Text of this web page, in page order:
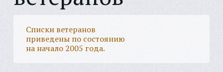
Списки ветеранов
приведены по состоянию
на начало 2005 года.